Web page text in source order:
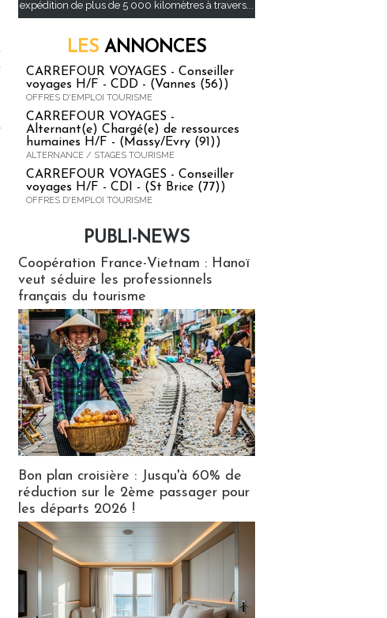
expédition de plus de 5 000 kilomètres à travers...
LES ANNONCES
CARREFOUR VOYAGES - Conseiller
voyages H/F - CDD - (Vannes (56))
OFFRES D'EMPLOI TOURISME
CARREFOUR VOYAGES -
Alternant(e) Chargé(e) de ressources
humaines H/F - (Massy/Evry (91))
ALTERNANCE / STAGES TOURISME
CARREFOUR VOYAGES - Conseiller
voyages H/F - CDI - (St Brice (77))
OFFRES D'EMPLOI TOURISME
PUBLI-NEWS
Coopération France-Vietnam : Hanoï
veut séduire les professionnels
français du tourisme
Bon plan croisière : Jusqu'à 60% de
réduction sur le 2ème passager pour
les départs 2026 !